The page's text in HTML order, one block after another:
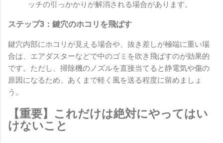
ッチの引っかかりが解消される場合があります。
ステップ3：鍵穴のホコリを飛ばす
鍵穴内部にホコリが見える場合や、抜き差しが極端に重い場
合は、エアダスターなどで中のゴミを吹き飛ばすのが効果的
です。ただし、掃除機のノズルを直接当てると静電気や傷の
原因になるため、あくまで軽く風を送る程度に留めましょ
う。
【重要】これだけは絶対にやってはい
けないこと